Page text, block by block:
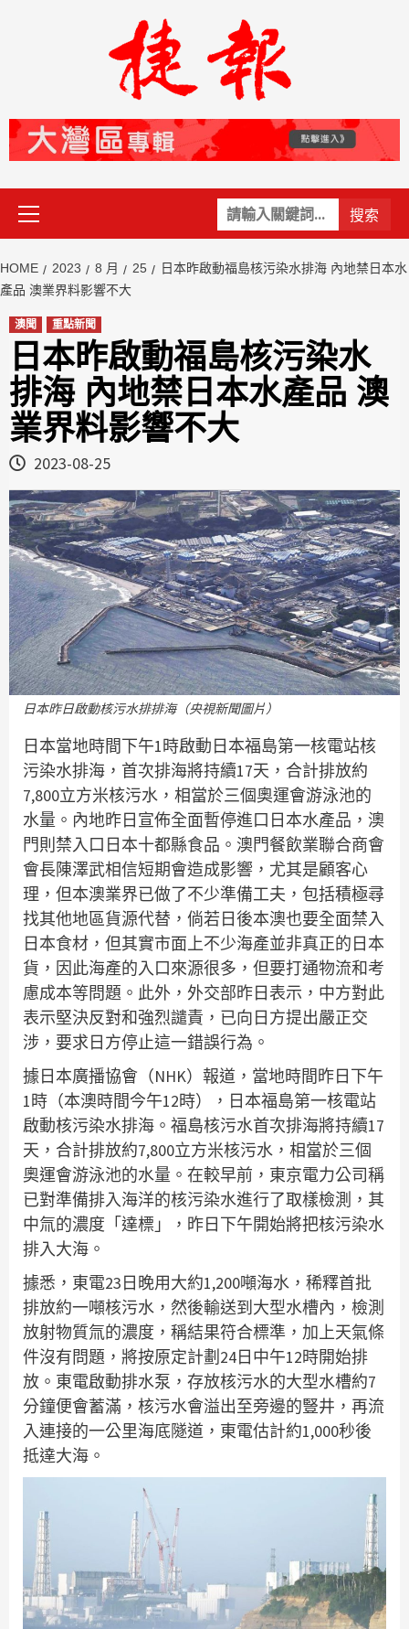
關
鍵
Primary
Menu
HOME 2023 8 月 25
日本昨啟動福島核污染水排海 內地禁日本水
產品 澳業界料影響不大
澳聞 重點新聞
日本昨啟動福島核污染水
排海 內地禁日本水產品 澳
業界料影響不大
2023-08-25
日本昨日啟動核污水排排海（央視新聞圖片）
日本當地時間下午1時啟動日本福島第一核電站核
污染水排海，首次排海將持續17天，合計排放約
7,800立方米核污水，相當於三個奧運會游泳池的
水量。內地昨日宣佈全面暫停進口日本水產品，澳
門則禁入口日本十都縣食品。澳門餐飲業聯合商會
會長陳澤武相信短期會造成影響，尤其是顧客心
理，但本澳業界已做了不少準備工夫，包括積極尋
找其他地區貨源代替，倘若日後本澳也要全面禁入
日本食材，但其實市面上不少海產並非真正的日本
貨，因此海產的入口來源很多，但要打通物流和考
慮成本等問題。此外，外交部昨日表示，中方對此
表示堅決反對和強烈譴責，已向日方提出嚴正交
涉，要求日方停止這一錯誤行為。
據日本廣播協會（NHK）報道，當地時間昨日下午
1時（本澳時間今午12時），日本福島第一核電站
啟動核污染水排海。福島核污水首次排海將持續17
天，合計排放約7,800立方米核污水，相當於三個
奧運會游泳池的水量。在較早前，東京電力公司稱
已對準備排入海洋的核污染水進行了取樣檢測，其
中氚的濃度「達標」，昨日下午開始將把核污染水
排入大海。
據悉，東電23日晚用大約1,200噸海水，稀釋首批
排放約一噸核污水，然後輸送到大型水槽內，檢測
放射物質氚的濃度，稱結果符合標準，加上天氣條
件沒有問題，將按原定計劃24日中午12時開始排
放。東電啟動排水泵，存放核污水的大型水槽約7
分鐘便會蓄滿，核污水會溢出至旁邊的豎井，再流
入連接的一公里海底隧道，東電估計約1,000秒後
抵達大海。